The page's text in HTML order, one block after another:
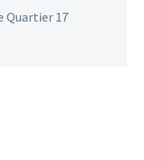
Quartier 17